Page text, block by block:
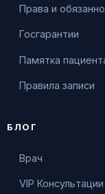
Права и
Госгарантии
Памятка
Правила записи
БЛОГ
Врач
VIP Консультации